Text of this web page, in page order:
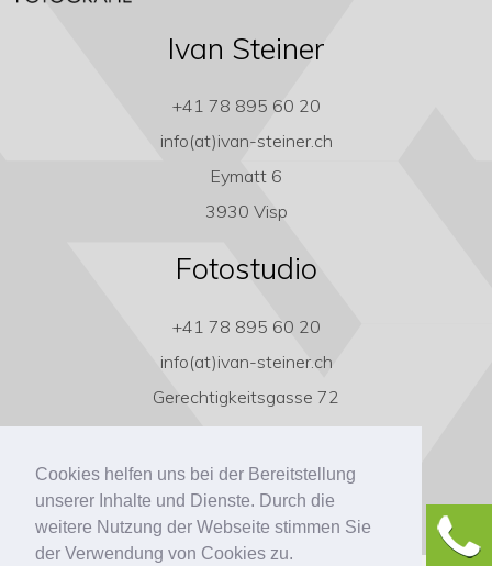
Cookies helfen uns bei der Bereitstellung
unserer Inhalte und Dienste. Durch die
weitere Nutzung der Webseite stimmen Sie
der Verwendung von Cookies zu.
Ivan Steiner
+41 78 895 60 20
info(at)ivan-steiner.ch
Eymatt 6
3930 Visp
Fotostudio
+41 78 895 60 20
info(at)ivan-steiner.ch
Gerechtigkeitsgasse 72
3011 Bern